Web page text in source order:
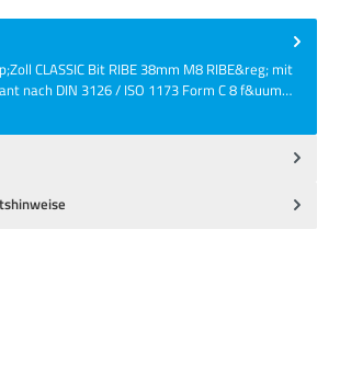
CLASSIC Bit RIBE 38mm M8 RIBE&reg; mit
nach DIN 3126 / ISO 1173 Form C 8 f&uum…